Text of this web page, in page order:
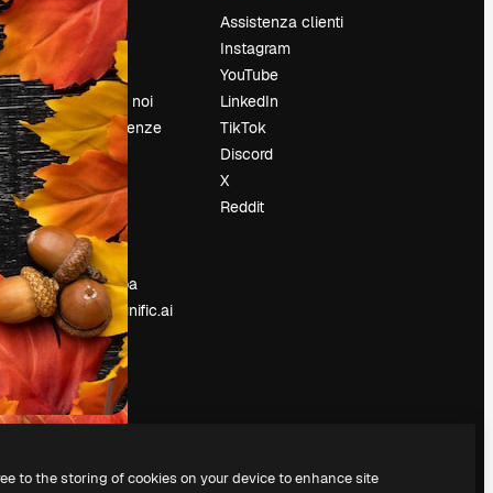
Prezzi
Chi siamo
Recensioni
Lavora con noi
Cerca tendenze
Blog
Eventi
Slidesgo
Vendi i tuoi
contenuti
Sala stampa
Cerchi magnific.ai
Assistenza clienti
Instagram
YouTube
LinkedIn
TikTok
Discord
X
Reddit
to the storing of cookies on your device to enhance site